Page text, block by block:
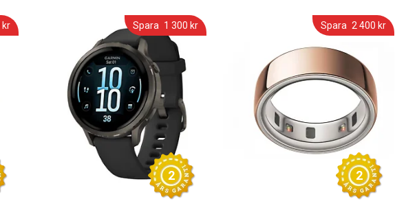
kr Spara 1 300 kr
2
Spara 2 400 kr
2